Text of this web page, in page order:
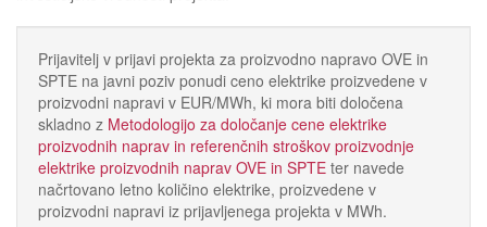
Prijavitelj v prijavi projekta za proizvodno napravo OVE in
SPTE na javni poziv ponudi ceno elektrike proizvedene v
proizvodni napravi v EUR/MWh, ki mora biti določena
skladno z Metodologijo za določanje cene elektrike
proizvodnih naprav in referenčnih stroškov proizvodnje
elektrike proizvodnih naprav OVE in SPTE ter navede
načrtovano letno količino elektrike, proizvedene v
proizvodni napravi iz prijavljenega projekta v MWh.